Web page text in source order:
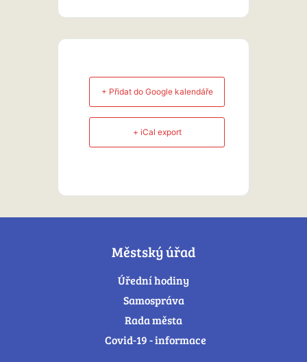
+ Přidat do Google kalendáře
+ iCal export
Městský úřad
Úřední hodiny
Samospráva
Rada města
Covid-19 - informace